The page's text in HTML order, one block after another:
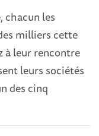
les
milliers cette
à leur rencontre
leurs sociétés
des cinq